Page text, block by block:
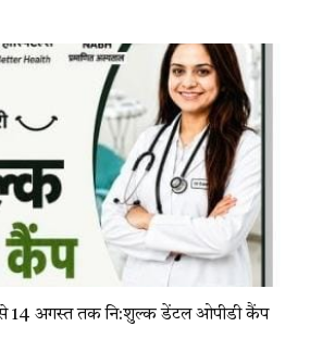
14 अगस्त तक नि:शुल्क डेंटल ओपीडी कैंप